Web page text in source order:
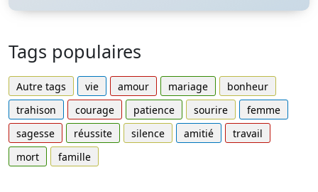
Tags populaires
Autre tags vie amour mariage
bonheur
trahison
courage patience sourire
femme
sagesse
réussite silence amitié
travail
mort
famille